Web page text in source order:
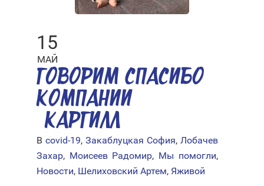
15
МАЙ
ГОВОРИМ СПАСИБО
КОМПАНИИ
«КАРГИЛЛ»
В covid-19, Закаблуцкая София, Лобачев
Захар, Моисеев Радомир, Мы помогли,
Новости, Шелиховский Артем, Яживой